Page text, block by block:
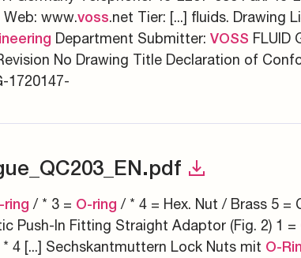
Web: www.voss.net Tier: [...] fluids. Drawing
Department Submitter: VOSS FLUID
No Drawing Title Declaration of
1720147-
ring / * 3 = O-ring / * 4 = Hex. Nut / Brass 5 =
Push-In Fitting Straight Adaptor (Fig. 2) 1 =
4 [...] Sechskantmuttern Lock Nuts mit O-